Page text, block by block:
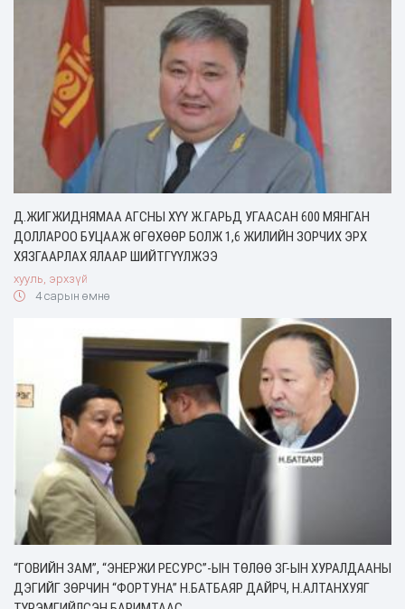
Д.ЖИГЖИДНЯМАА АГСНЫ ХҮҮ Ж.ГАРЬД УГААСАН 600 МЯНГАН
ДОЛЛАРОО БУЦААЖ ӨГӨХӨӨР БОЛЖ 1,6 ЖИЛИЙН ЗОРЧИХ ЭРХ
ХЯЗГААРЛАХ ЯЛААР ШИЙТГҮҮЛЖЭЭ
хууль, эрхзүй
4 сарын өмнө
“ГОВИЙН ЗАМ”, “ЭНЕРЖИ РЕСУРС”-ЫН ТӨЛӨӨ ЗГ-ЫН ХУРАЛДААНЫ
ДЭГИЙГ ЗӨРЧИН “ФОРТУНА” Н.БАТБАЯР ДАЙРЧ, Н.АЛТАНХУЯГ